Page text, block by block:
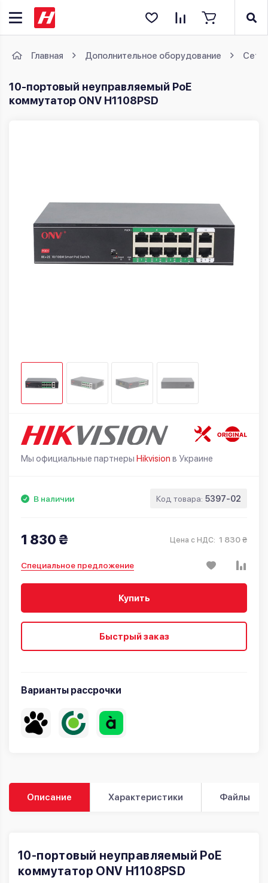
Главная Дополнительное оборудование
10-портовый неуправляемый PoE
коммутатор ONV H1108PSD
Мы официальные партнеры Hikvision в Украине
В наличии Код товара: 5397-02
1 830 ₴ Цена с НДС: 1 830 ₴
Специальное предложение
Купить
Быстрый заказ
Варианты рассрочки
Описание Характеристики Файлы
10-портовый неуправляемый PoE
коммутатор ONV H1108PSD